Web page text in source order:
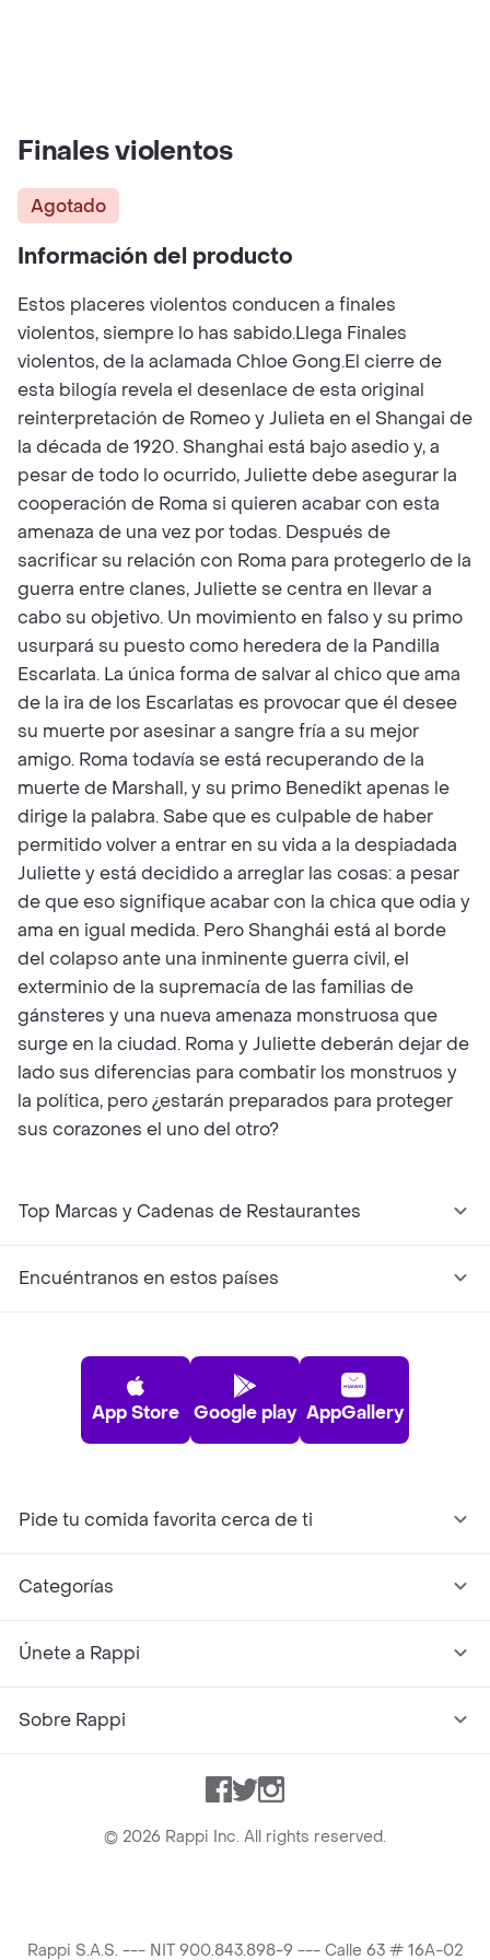
Finales violentos
Agotado
Información del producto
Estos placeres violentos conducen a finales
violentos, siempre lo has sabido.Llega Finales
violentos, de la aclamada Chloe Gong.El cierre de
esta bilogía revela el desenlace de esta original
reinterpretación de Romeo y Julieta en el Shangai de
la década de 1920. Shanghai está bajo asedio y, a
pesar de todo lo ocurrido, Juliette debe asegurar la
cooperación de Roma si quieren acabar con esta
amenaza de una vez por todas. Después de
sacrificar su relación con Roma para protegerlo de la
guerra entre clanes, Juliette se centra en llevar a
cabo su objetivo. Un movimiento en falso y su primo
usurpará su puesto como heredera de la Pandilla
Escarlata. La única forma de salvar al chico que ama
de la ira de los Escarlatas es provocar que él desee
su muerte por asesinar a sangre fría a su mejor
amigo. Roma todavía se está recuperando de la
muerte de Marshall, y su primo Benedikt apenas le
dirige la palabra. Sabe que es culpable de haber
permitido volver a entrar en su vida a la despiadada
Juliette y está decidido a arreglar las cosas: a pesar
de que eso signifique acabar con la chica que odia y
ama en igual medida. Pero Shanghái está al borde
del colapso ante una inminente guerra civil, el
exterminio de la supremacía de las familias de
gánsteres y una nueva amenaza monstruosa que
surge en la ciudad. Roma y Juliette deberán dejar de
lado sus diferencias para combatir los monstruos y
la política, pero ¿estarán preparados para proteger
sus corazones el uno del otro?
Top Marcas y Cadenas de Restaurantes
Encuéntranos en estos países
App Store Google play AppGallery
Pide tu comida favorita cerca de ti
Categorías
Únete a Rappi
Sobre Rappi
Facebook
TwitterInstagram
© 2026 Rappi Inc. All rights reserved.
Rappi S.A.S. --- NIT 900.843.898-9 --- Calle 63 # 16A-02